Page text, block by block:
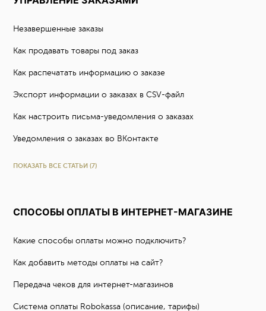
Незавершенные заказы
Как продавать товары под заказ
Как распечатать информацию о заказе
Экспорт информации о заказах в CSV-файл
Как настроить письма-уведомления о заказах
Уведомления о заказах во ВКонтакте
ПОКАЗАТЬ ВСЕ СТАТЬИ (7)
СПОСОБЫ ОПЛАТЫ В ИНТЕРНЕТ-МАГАЗИНЕ
Какие способы оплаты можно подключить?
Как добавить методы оплаты на сайт?
Передача чеков для интернет-магазинов
Система оплаты Robokassa (описание, тарифы)